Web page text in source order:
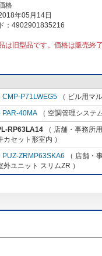
格
年05月14日
：4902901835216
は旧型品です。価格は販売終
CMP-P71LWEG5 （ ビル用マ
PAR-40MA （ 空調管理システ
RP63LA14 （ 店舗・事務所
カセット形室内 ）
PUZ-ZRMP63SKA6 （ 店舗・
外ユニット スリムZR ）